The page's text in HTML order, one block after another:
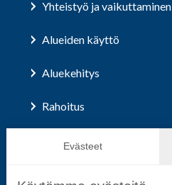
Evästeet
Yhteistyö ja vaikuttaminen
Alueiden käyttö
Aluekehitys
Rahoitus
Hallinto ja päätöksenteko